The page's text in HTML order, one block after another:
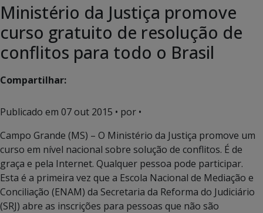
Ministério da Justiça promove
curso gratuito de resolução de
conflitos para todo o Brasil
Compartilhar:
Publicado em 07 out 2015 • por •
Campo Grande (MS) – O Ministério da Justiça promove um
curso em nível nacional sobre solução de conflitos. É de
graça e pela Internet. Qualquer pessoa pode participar.
Esta é a primeira vez que a Escola Nacional de Mediação e
Conciliação (ENAM) da Secretaria da Reforma do Judiciário
(SRJ) abre as inscrições para pessoas que não são